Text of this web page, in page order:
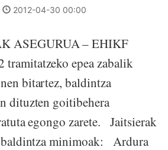
2012-04-30 00:00
ASEGURUA – EHIKF
epea zabalik
bitartez, baldintza
dituzten goitibehera
egongo zarete. Jaitsierak
baldintza minimoak: Ardura